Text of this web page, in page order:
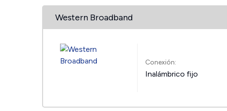
Western Broadband
Conexión:
Inalámbrico fijo